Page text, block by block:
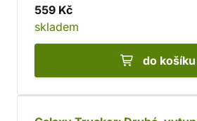
559 Kč
skladem
do košíku